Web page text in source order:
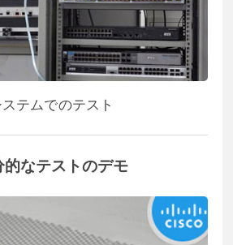
ステムでのテスト
的なテストのデモ